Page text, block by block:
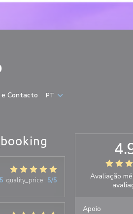
e Contacto PT
quality_price : 5/5 Avaliação
Apoio